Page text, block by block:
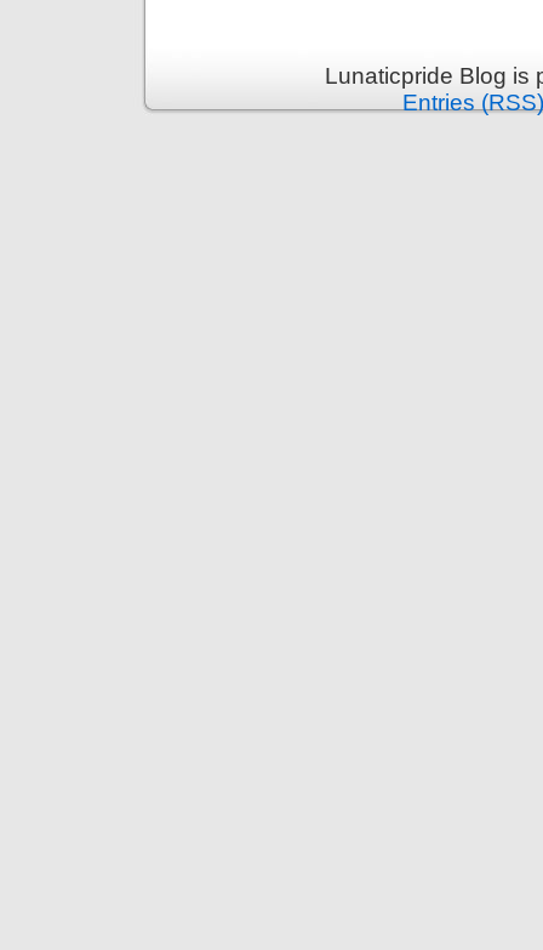
Lunaticpride Blog is
Entries (RSS)